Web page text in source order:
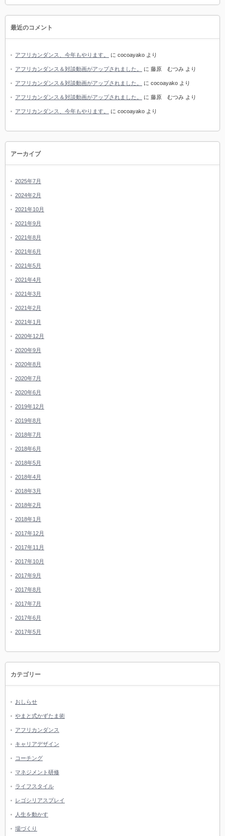
最近のコメント
アフリカンダンス、今年もやります。 に cocoayako より
アフリカンダンス＆対談動画がアップされました。 に 藤原 むつみ より
アフリカンダンス＆対談動画がアップされました。 に cocoayako より
アフリカンダンス＆対談動画がアップされました。 に 藤原 むつみ より
アフリカンダンス、今年もやります。 に cocoayako より
アーカイブ
2025年7月
2024年2月
2021年10月
2021年9月
2021年8月
2021年6月
2021年5月
2021年4月
2021年3月
2021年2月
2021年1月
2020年12月
2020年9月
2020年8月
2020年7月
2020年6月
2019年12月
2019年8月
2018年7月
2018年6月
2018年5月
2018年4月
2018年3月
2018年2月
2018年1月
2017年12月
2017年11月
2017年10月
2017年9月
2017年8月
2017年7月
2017年6月
2017年5月
カテゴリー
おしらせ
やまと式かずたま術
アフリカンダンス
キャリアデザイン
コーチング
マネジメント研修
ライフスタイル
レゴシリアスプレイ
人生を動かす
場づくり